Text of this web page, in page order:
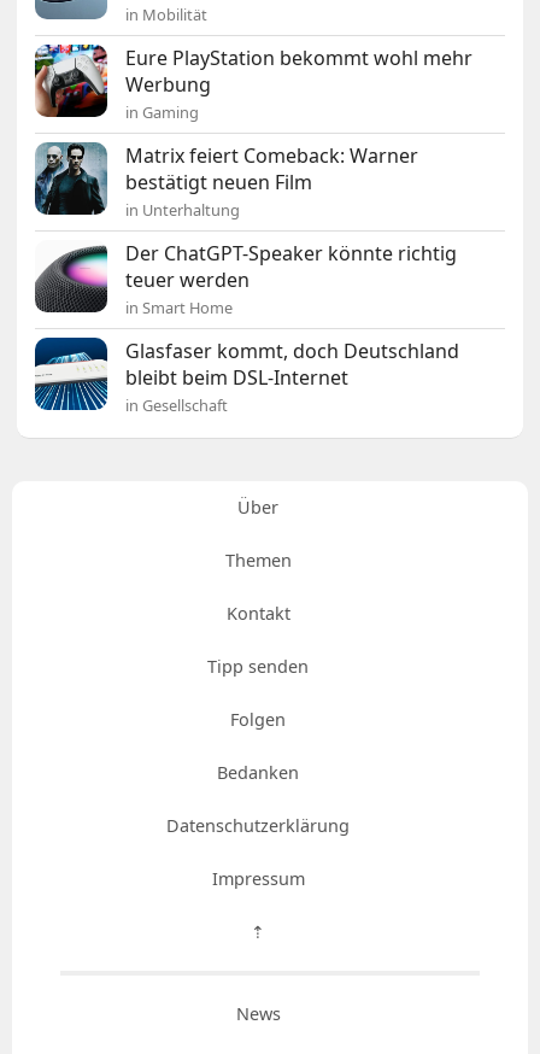
in Mobilität
Eure PlayStation bekommt wohl mehr
Werbung
in Gaming
Matrix feiert Comeback: Warner
bestätigt neuen Film
in Unterhaltung
Der ChatGPT-Speaker könnte richtig
teuer werden
in Smart Home
Glasfaser kommt, doch Deutschland
bleibt beim DSL-Internet
in Gesellschaft
Über
Themen
Kontakt
Tipp senden
Folgen
Bedanken
Datenschutzerklärung
Impressum
⇡
News